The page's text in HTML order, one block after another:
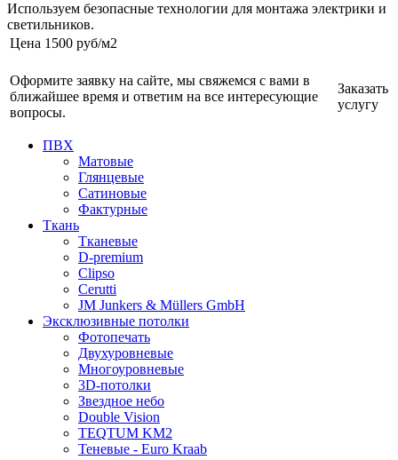
Используем безопасные технологии для монтажа электрики и
светильников.
Цена 1500 руб/м2
Оформите заявку на сайте, мы свяжемся с вами в
ближайшее время и ответим на все интересующие
вопросы.
Заказать
услугу
ПВХ
Матовые
Глянцевые
Сатиновые
Фактурные
Ткань
Тканевые
D-premium
Clipso
Cerutti
JM Junkers & Müllers GmbH
Эксклюзивные потолки
Фотопечать
Двухуровневые
Многоуровневые
3D-потолки
Звездное небо
Double Vision
TEQTUM KM2
Теневые - Euro Kraab